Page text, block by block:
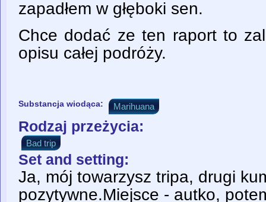
zapadłem w głęboki sen.
Chce dodać ze ten raport to
opisu całej podróży.
Substancja wiodąca: Marihuana
Rodzaj przeżycia:
Bad trip
Set and setting:
Ja, mój towarzysz tripa, drugi
pozytywne.Miejsce - autko,